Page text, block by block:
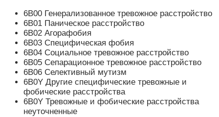
6B00 Генерализованное тревожное расстройство
6B01 Паническое расстройство
6B02 Агорафобия
6B03 Специфическая фобия
6B04 Социальное тревожное расстройство
6B05 Сепарационное тревожное расстройство
6B06 Селективный мутизм
6B0Y Другие специфические тревожные и
фобические расстройства
6B0Y Тревожные и фобические расстройства
неуточненные